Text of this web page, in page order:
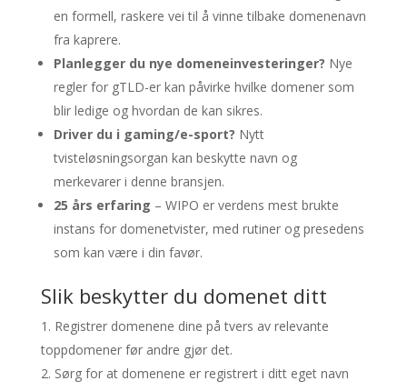
en formell, raskere vei til å vinne tilbake domenenavn
fra kaprere.
Planlegger du nye domeneinvesteringer? Nye
regler for gTLD-er kan påvirke hvilke domener som
blir ledige og hvordan de kan sikres.
Driver du i gaming/e-sport? Nytt
tvisteløsningsorgan kan beskytte navn og
merkevarer i denne bransjen.
25 års erfaring – WIPO er verdens mest brukte
instans for domenetvister, med rutiner og presedens
som kan være i din favør.
Slik beskytter du domenet ditt
Registrer domenene dine på tvers av relevante
toppdomener før andre gjør det.
Sørg for at domenene er registrert i ditt eget navn